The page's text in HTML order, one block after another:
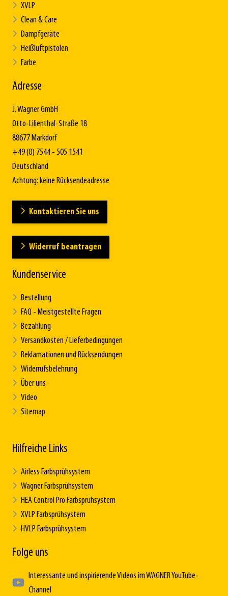
XVLP
Clean & Care
Dampfgeräte
Heißluftpistolen
Farbe
Adresse
J. Wagner GmbH
Otto-Lilienthal-Straße 18
88677 Markdorf
+49 (0) 7544 - 505 1541
Deutschland
Achtung: keine Rücksendeadresse
Kontaktieren Sie uns
Widerruf beantragen
Kundenservice
Bestellung
FAQ - Meistgestellte Fragen
Bezahlung
Versandkosten / Lieferbedingungen
Reklamationen und Rücksendungen
Widerrufsbelehrung
Über uns
Video
Sitemap
Hilfreiche Links
Airless Farbsprühsystem
Wagner Farbsprühsystem
HEA Control Pro Farbsprühsystem
XVLP Farbsprühsystem
HVLP Farbsprühsystem
Folge uns
Interessante und inspirierende Videos im WAGNER YouTube-
Channel